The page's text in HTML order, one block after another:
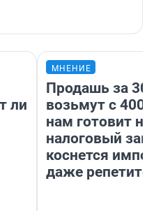
ли
МНЕНИЕ
Продашь за
возьмут с
нам готовит
налоговый
коснется
даже